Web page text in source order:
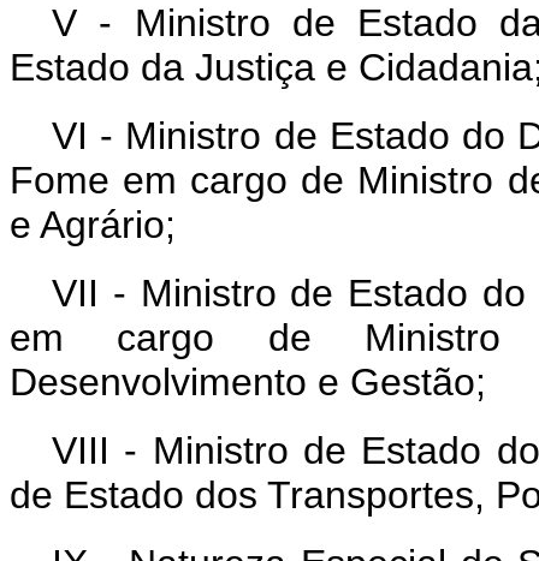
V - Ministro de Estado
Estado da Justiça e
VI - Ministro de Estado do
Fome em cargo de Ministro
e Agrário;
VII - Ministro de Estado
em cargo de Ministro
Desenvolvimento e Gestão;
VIII - Ministro de Estado
de Estado dos Transportes,